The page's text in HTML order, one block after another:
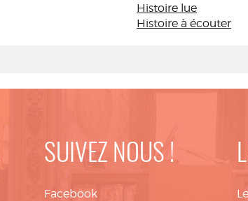
Histoire lue
Histoire à écouter
SUIVEZ NOUS !
Facebook